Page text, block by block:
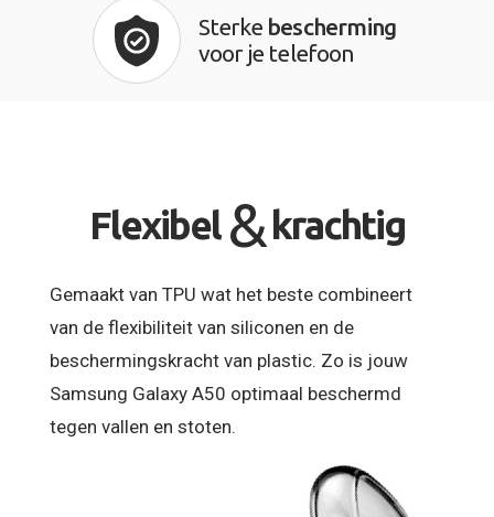
Sterke bescherming
voor je telefoon
Flexibel &krachtig
Gemaakt van TPU wat het beste combineert
van de flexibiliteit van siliconen en de
beschermingskracht van plastic. Zo is jouw
Samsung Galaxy A50 optimaal beschermd
tegen vallen en stoten.